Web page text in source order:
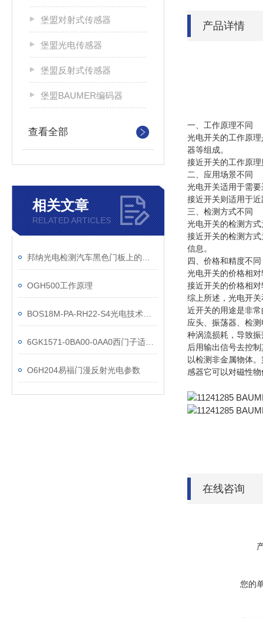
堡盟对射式传感器
堡盟光电传感器
堡盟反射式传感器
堡盟BAUMER编码器
查看全部
相关文章
RELATED ARTICLES
OGH500工作原理
O6H204易福门漫反射光电参数
产品详情
一、工作原理不同
光电开关的工作原
器等组成。
接近开关的工作原
二、应用场景不同
光电开关适用于需
接近开关则适用于
三、检测方式不同
光电开关的检测方
接近开关的检测方
信息。
四、价格和精度不同
光电开关的价格相
接近开关的价格相
综上所述，光电开
近开关的用途是非
应头、振荡器、检
种涡流损耗，导致
后用输出信号去控
以检测非金属物体
感器它可以对磁性
在线咨询
您的